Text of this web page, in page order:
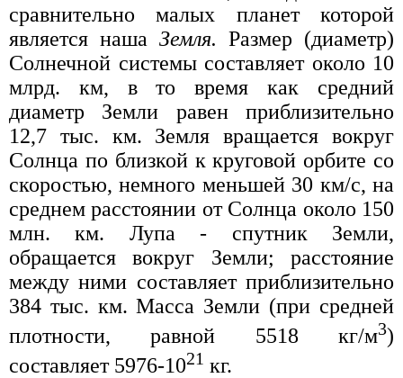
сравнительно малых планет которой
является наша Земля. Размер (диаметр)
Солнечной системы составляет около 10
млрд. км, в то время как средний
диаметр Земли равен приблизительно
12,7 тыс. км. Земля вращается вокруг
Солнца по близкой к круговой орбите со
скоростью, немного меньшей 30 км/с, на
среднем расстоянии от Солнца около 150
млн. км. Лупа - спутник Земли,
обращается вокруг Земли; расстояние
между ними составляет приблизительно
384 тыс. км. Масса Земли (при средней
плотности, равной 5518 кг/м3)
составляет 5976-1021 кг.